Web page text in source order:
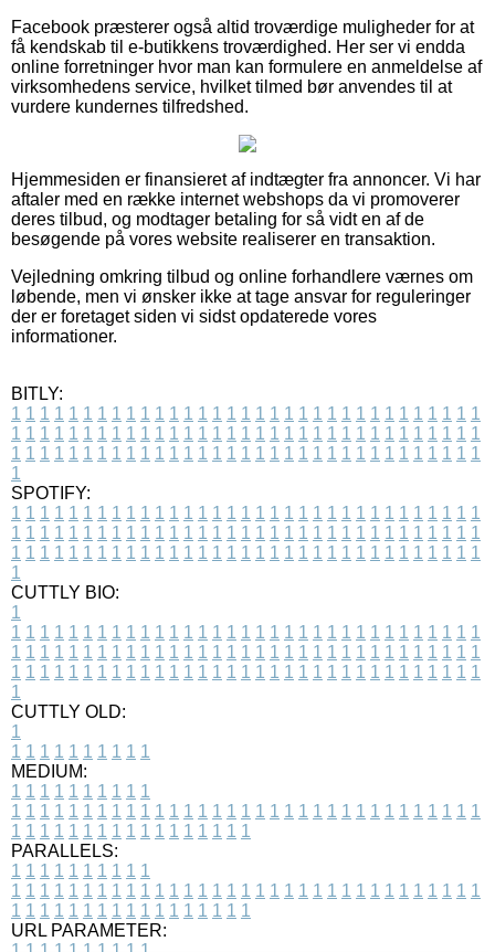
Facebook præsterer også altid troværdige muligheder for at
få kendskab til e-butikkens troværdighed. Her ser vi endda
online forretninger hvor man kan formulere en anmeldelse af
virksomhedens service, hvilket tilmed bør anvendes til at
vurdere kundernes tilfredshed.
Hjemmesiden er finansieret af indtægter fra annoncer. Vi har
aftaler med en række internet webshops da vi promoverer
deres tilbud, og modtager betaling for så vidt en af de
besøgende på vores website realiserer en transaktion.
Vejledning omkring tilbud og online forhandlere værnes om
løbende, men vi ønsker ikke at tage ansvar for reguleringer
der er foretaget siden vi sidst opdaterede vores
informationer.
BITLY:
1 1 1 1 1 1 1 1 1 1 1 1 1 1 1 1 1 1 1 1 1 1 1 1 1 1 1 1 1 1 1 1 1
1 1 1 1 1 1 1 1 1 1 1 1 1 1 1 1 1 1 1 1 1 1 1 1 1 1 1 1 1 1 1 1 1
1 1 1 1 1 1 1 1 1 1 1 1 1 1 1 1 1 1 1 1 1 1 1 1 1 1 1 1 1 1 1 1 1
1
SPOTIFY:
1 1 1 1 1 1 1 1 1 1 1 1 1 1 1 1 1 1 1 1 1 1 1 1 1 1 1 1 1 1 1 1 1
1 1 1 1 1 1 1 1 1 1 1 1 1 1 1 1 1 1 1 1 1 1 1 1 1 1 1 1 1 1 1 1 1
1 1 1 1 1 1 1 1 1 1 1 1 1 1 1 1 1 1 1 1 1 1 1 1 1 1 1 1 1 1 1 1 1
1
CUTTLY BIO:
1
1 1 1 1 1 1 1 1 1 1 1 1 1 1 1 1 1 1 1 1 1 1 1 1 1 1 1 1 1 1 1 1 1
1 1 1 1 1 1 1 1 1 1 1 1 1 1 1 1 1 1 1 1 1 1 1 1 1 1 1 1 1 1 1 1 1
1 1 1 1 1 1 1 1 1 1 1 1 1 1 1 1 1 1 1 1 1 1 1 1 1 1 1 1 1 1 1 1 1
1
CUTTLY OLD:
1
1 1 1 1 1 1 1 1 1 1
MEDIUM:
1 1 1 1 1 1 1 1 1 1
1 1 1 1 1 1 1 1 1 1 1 1 1 1 1 1 1 1 1 1 1 1 1 1 1 1 1 1 1 1 1 1 1
1 1 1 1 1 1 1 1 1 1 1 1 1 1 1 1 1
PARALLELS:
1 1 1 1 1 1 1 1 1 1
1 1 1 1 1 1 1 1 1 1 1 1 1 1 1 1 1 1 1 1 1 1 1 1 1 1 1 1 1 1 1 1 1
1 1 1 1 1 1 1 1 1 1 1 1 1 1 1 1 1
URL PARAMETER: